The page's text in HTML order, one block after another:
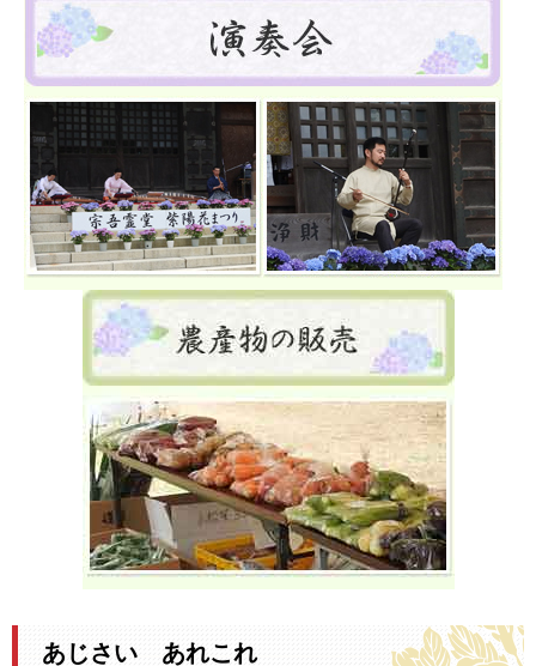
あじさい あれこれ